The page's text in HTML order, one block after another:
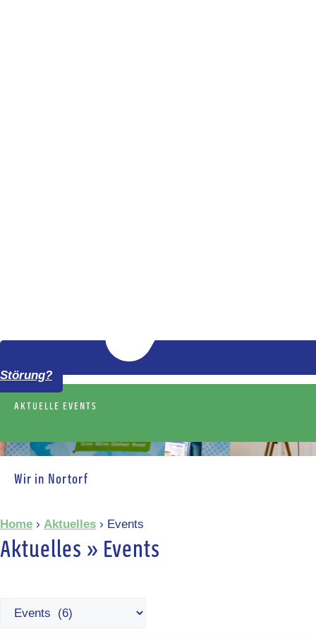
Störung?
AKTUELLE EVENTS
Wir in Nortorf
Home › Aktuelles › Events
Aktuelles » Events